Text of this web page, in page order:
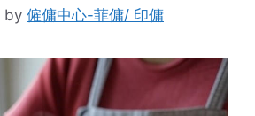
by 僱傭中心-菲傭/ 印傭